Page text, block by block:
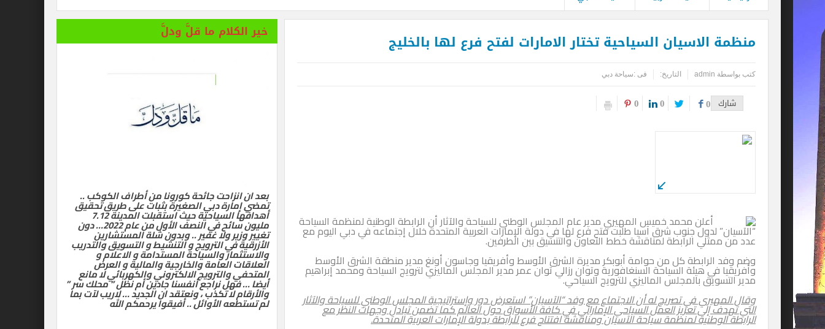
منظمة الاسيان السياحية تختار الامارات لفتح فرع لها بالخليج
كتب بواسطة admin التاريخ: فى :سياحة دبي
شارك 0
0
0
أعلن محمد خميس المهيري مدير عام المجلس الوطني للسياحة والآثار أن الرابطة الوطنية لمنظمة السياحة
“الآسيان” لدول جنوب شرق آسيا طلبت فتح فرع لها في دولة الإمارات العربية المتحدة خلال إجتماعه في دبي اليوم مع
عدد من ممثلي الرابطة لمناقشة خطط التعاون والتنسيق بين الطرفين.
وضم وفد الرابطة كل من حوامة أبوبكر مديرة الشرق الأوسط وأفريقيا وجاسون أونغ مدير منطقة الشرق الأوسط
وأفريقيا في هيئة السياحة السنغافورية وتوان رزالي توان عمر مدير المجلس الماليزي لترويج السياحة ومحمد إبراهيم
مدير التسويق بالمجلس الماليزي للترويج السياحي.
وقال المهيري في تصريح له أن الاجتماع مع وفد “الآسيان” استعرض دور وإستراتيجية المجلس الوطني للسياحة والآثار
التي تهدف إلى تعزيز العمل السياحي الإماراتي في كافة الأسواق حول العالم كما تضمن تبادل وجهات النظر مع
الرابطة الوطنية لمنظمة سياحة الآسيان ومناقشة افتتاح فرع للرابطة بدولة الإمارات العربية المتحدة.
خير الكلام ما قلَّ ودلَّ
بعد ان انزاحت جائحة كورونا من أطراف الكوكب ..
تمضي إمارة دبي الصغيرة بثبات على طريق تحقيق
أهدافها السياحية حيث استقبلت المدينة 7.12
مليون سائح في النصف الأول من عام 2022… دون
تغيير وزير ولا غفير .. وبدون شلة المستشارين
الأزرقية في الترويج و التنشيط و التسويق والتدريب
والاستثمار والسياحة المستدامة و الاعلام و
العلاقات العامة والخارجية والمالية و العرض
المتحفي والترويج الالكتروني والكهربائي لا مانع
أيضا … فهل نراجع أنفسنا جادين أم نظل ” محلك سر ”
والأرقام لا تكذب ، ونعتقد ان الجديد … لاريب لآت بما
لم تستطعه الأوائل .. أفيقوا يرحمكم الله